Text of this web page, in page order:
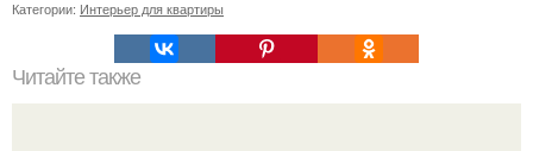
Категории: Интерьер для квартиры
Читайте также